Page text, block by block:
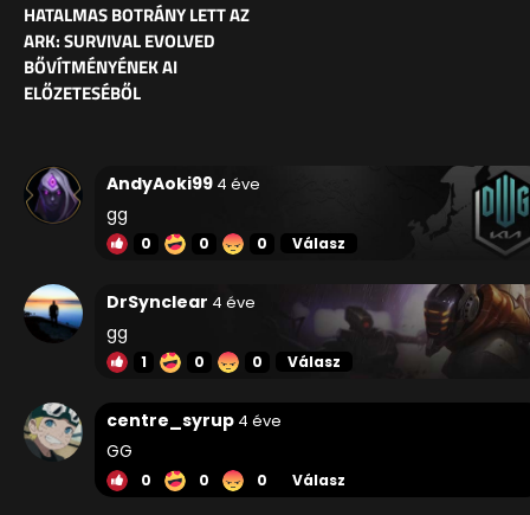
HATALMAS BOTRÁNY LETT AZ
ARK: SURVIVAL EVOLVED
BŐVÍTMÉNYÉNEK AI
ELŐZETESÉBŐL
AndyAoki99 4 éve
gg
0 0 0 Válasz
DrSynclear 4 éve
gg
1 0 0 Válasz
centre_syrup 4 éve
GG
0 0 0 Válasz